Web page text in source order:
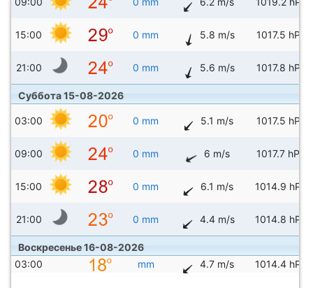
15:00 0 mm 5.8 m/s 1017.5 hPa
21:00 0 mm 5.6 m/s 1017.8 hPa
Суббота 15-08-2026
03:00 0 mm 5.1 m/s 1017.5 hPa
09:00 0 mm 6 m/s 1017.7 hPa
15:00 0 mm 6.1 m/s 1014.9 hPa
21:00 0 mm 4.4 m/s 1014.8 hPa
Воскресенье 16-08-2026
03:00
mm 4.7 m/s 1014.4 hPa